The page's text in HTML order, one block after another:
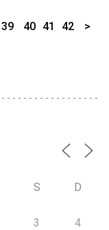
39 40 41 42 >
S D
3 4